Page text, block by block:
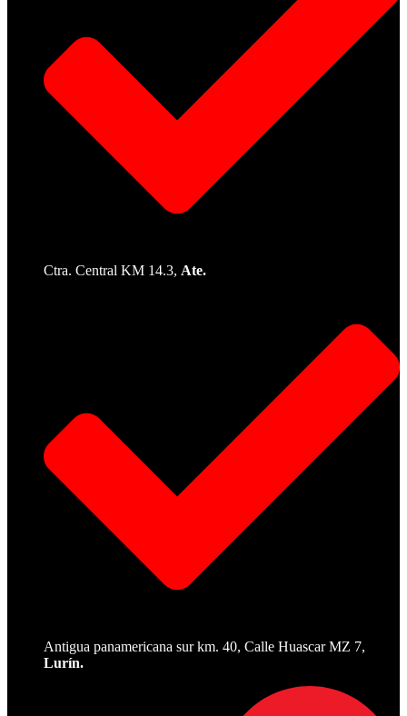
Ctra. Central KM 14.3, Ate.
Antigua panamericana sur km. 40, Calle Huascar MZ 7,
Lurín.